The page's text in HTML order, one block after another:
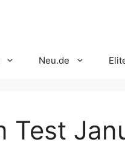
Neu.de
Test